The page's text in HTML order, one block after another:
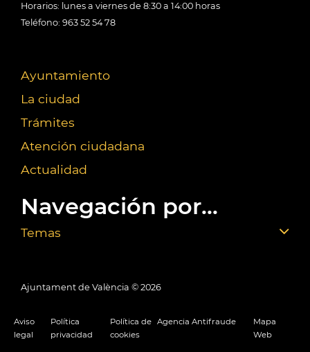
Horarios: lunes a viernes de 8:30 a 14:00 horas
Teléfono: 963 52 54 78
Ayuntamiento
La ciudad
Trámites
Atención ciudadana
Actualidad
Navegación por...
Temas
Ajuntament de València © 2026
Aviso
legal
Política
privacidad
Política de
cookies
Agencia Antifraude
Mapa
Web